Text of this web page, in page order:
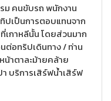
ม คนขับรถ พนักงาน
ปเป็นการตอบแทนจาก
เกาหลีนั้น โดยส่วนมาก
ต่อทริปเดินทาง / ท่าน
น้าตาละม้ายคล้าย
บริการเสิร์ฟน้ำเสิร์ฟ